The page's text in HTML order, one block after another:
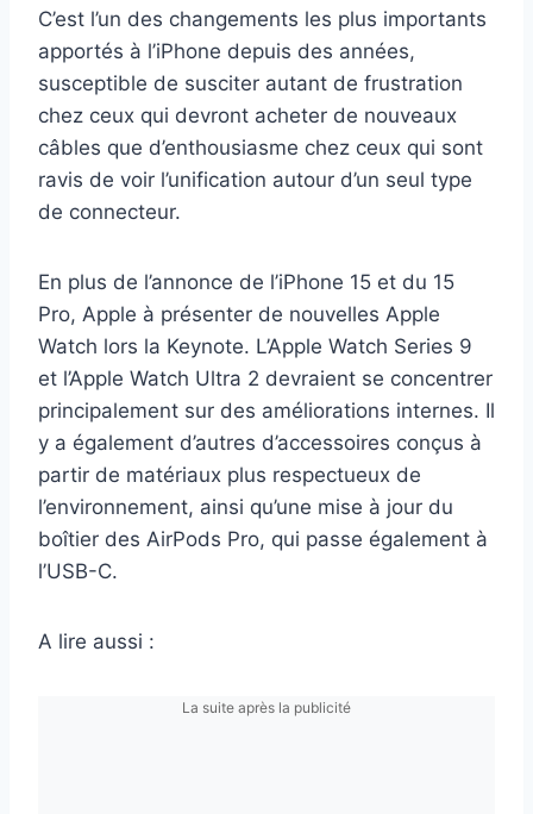
C’est l’un des changements les plus importants
apportés à l’iPhone depuis des années,
susceptible de susciter autant de frustration
chez ceux qui devront acheter de nouveaux
câbles que d’enthousiasme chez ceux qui sont
ravis de voir l’unification autour d’un seul type
de connecteur.
En plus de l’annonce de l’iPhone 15 et du 15
Pro, Apple à présenter de nouvelles Apple
Watch lors la Keynote. L’Apple Watch Series 9
et l’Apple Watch Ultra 2 devraient se concentrer
principalement sur des améliorations internes. Il
y a également d’autres d’accessoires conçus à
partir de matériaux plus respectueux de
l’environnement, ainsi qu’une mise à jour du
boîtier des AirPods Pro, qui passe également à
l’USB-C.
A lire aussi :
La suite après la publicité